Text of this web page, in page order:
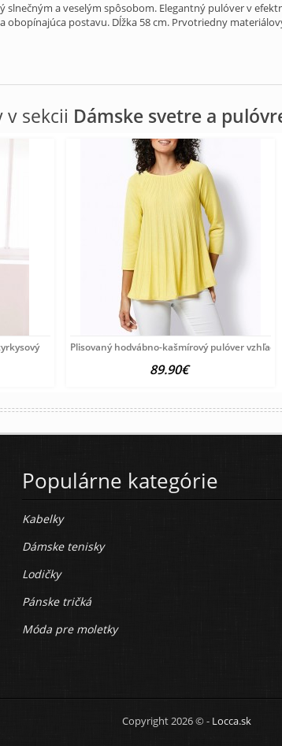
slnečným a veselým spôsobom. Elegantný pulóver v
obopínajúca postavu. Dĺžka 58 cm. Prvotriedny
sekcii Dámske svetre a
Plisovaný hodvábno-kašmírový pulóver
89.90€
Populárne kategórie
Kabelky
Dámske tenisky
Lodičky
Pánske tričká
Móda pre moletky
Copyright 2026 © - Locca.sk